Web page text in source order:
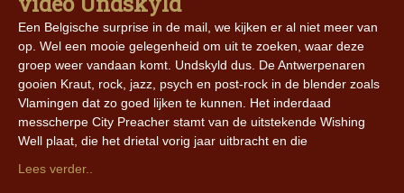
Een Belgische surprise in de mail, we kijken er al niet meer van
op. Wel een mooie gelegenheid om uit te zoeken, waar deze
groep weer vandaan komt. Undskyld dus. De Antwerpenaren
gooien Kraut, rock, jazz, psych en post-rock in de blender zoals
Vlamingen dat zo goed lijken te kunnen. Het inderdaad
messcherpe City Preacher stamt van de uitstekende Wishing
Well plaat, die het drietal vorig jaar uitbracht en die
Lees verder..